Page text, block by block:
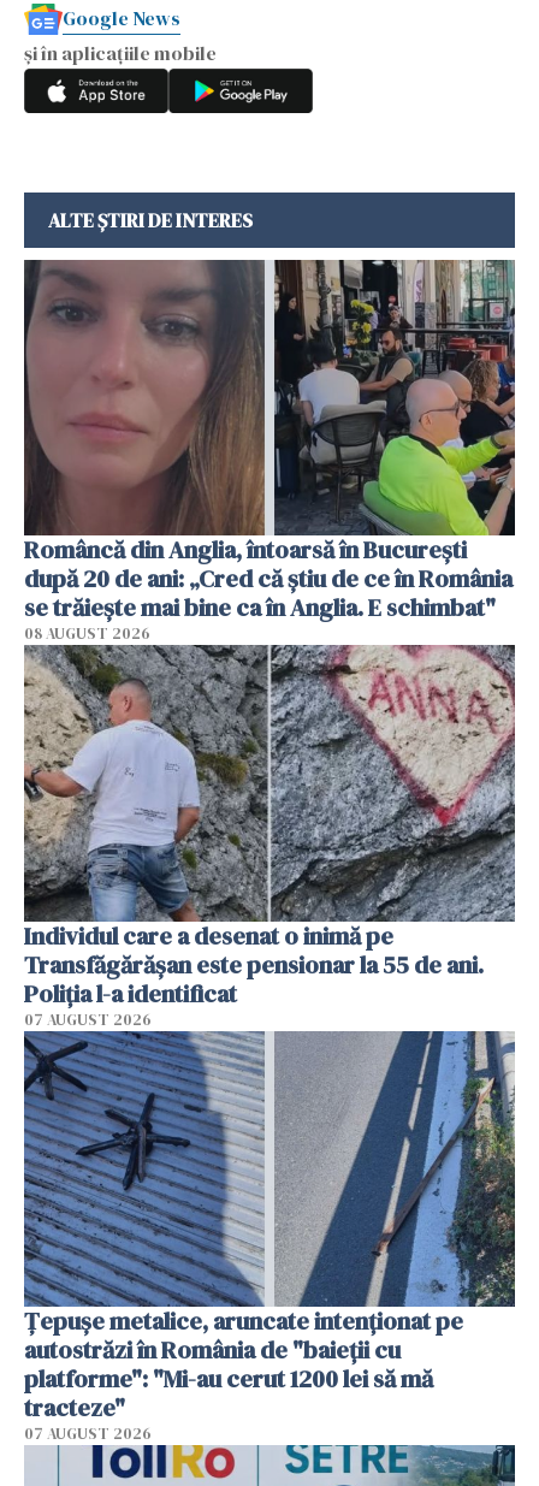
Google News
și în aplicațiile mobile
ALTE ȘTIRI DE INTERES
Româncă din Anglia, întoarsă în București
după 20 de ani: „Cred că știu de ce în România
se trăiește mai bine ca în Anglia. E schimbat"
08 AUGUST 2026
Individul care a desenat o inimă pe
Transfăgărășan este pensionar la 55 de ani.
Poliția l-a identificat
07 AUGUST 2026
Țepușe metalice, aruncate intenționat pe
autostrăzi în România de "baieții cu
platforme": "Mi-au cerut 1200 lei să mă
tracteze"
07 AUGUST 2026